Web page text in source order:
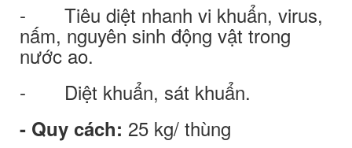
- Tiêu diệt nhanh vi khuẩn, virus,
nấm, nguyên sinh động vật trong
nước ao.
- Diệt khuẩn, sát khuẩn.
- Quy cách: 25 kg/ thùng